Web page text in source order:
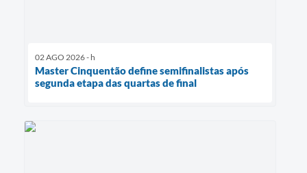
02 AGO 2026 - h
Master Cinquentão define semifinalistas após
segunda etapa das quartas de final